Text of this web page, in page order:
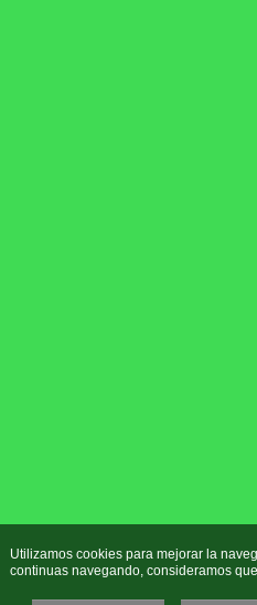
Utilizamos cookies para mejorar la
continuas navegando, consideramos